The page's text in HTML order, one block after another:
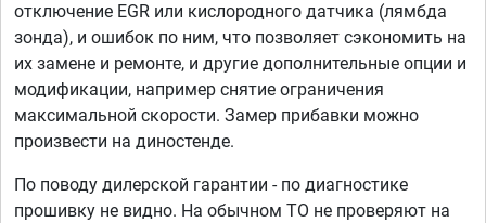
отключение EGR или кислородного датчика (лямбда
зонда), и ошибок по ним, что позволяет сэкономить на
их замене и ремонте, и другие дополнительные опции и
модификации, например снятие ограничения
максимальной скорости. Замер прибавки можно
произвести на диностенде.
По поводу дилерской гарантии - по диагностике
прошивку не видно. На обычном ТО не проверяют на